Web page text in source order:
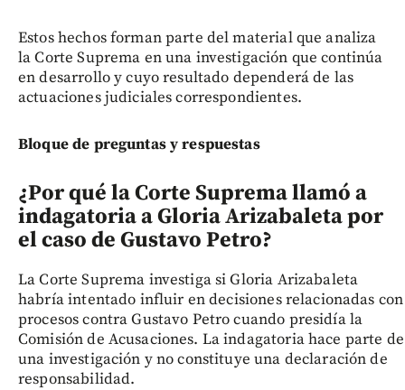
Estos hechos forman parte del material que analiza
la Corte Suprema en una investigación que continúa
en desarrollo y cuyo resultado dependerá de las
actuaciones judiciales correspondientes.
Bloque de preguntas y respuestas
¿Por qué la Corte Suprema llamó a
indagatoria a Gloria Arizabaleta por
el caso de Gustavo Petro?
La Corte Suprema investiga si Gloria Arizabaleta
habría intentado influir en decisiones relacionadas con
procesos contra Gustavo Petro cuando presidía la
Comisión de Acusaciones. La indagatoria hace parte de
una investigación y no constituye una declaración de
responsabilidad.